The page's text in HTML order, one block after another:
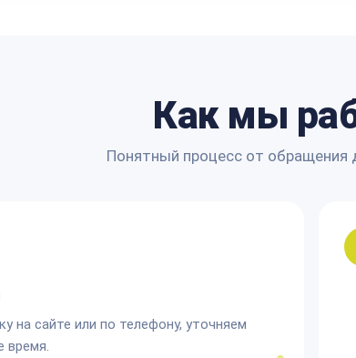
Как мы
Понятный процесс от обращения
на сайте или по телефону, уточняем
время.